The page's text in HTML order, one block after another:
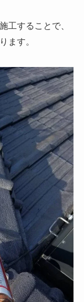
工することで、
ます。